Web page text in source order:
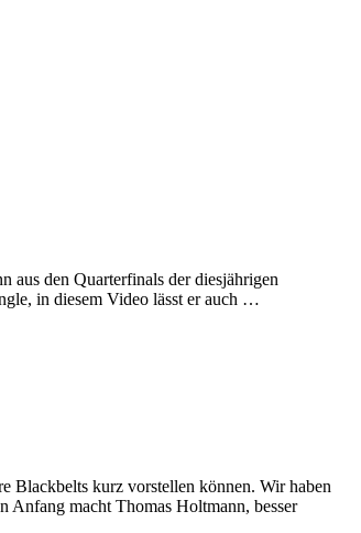
den Quarterfinals der diesjährigen
in diesem Video lässt er auch …
Blackbelts kurz vorstellen können. Wir haben
Anfang macht Thomas Holtmann, besser